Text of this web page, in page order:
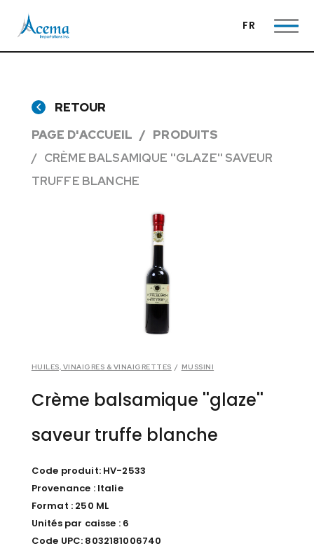
FR
RETOUR
PAGE D'ACCUEIL
PRODUITS
CRÈME BALSAMIQUE ''GLAZE'' SAVEUR
TRUFFE BLANCHE
HUILES, VINAIGRES & VINAIGRETTES / MUSSINI
Crème balsamique ''glaze''
saveur truffe blanche
Code produit: HV-2533
Provenance : Italie
Format : 250 ML
Unités par caisse : 6
Code UPC: 8032181006740